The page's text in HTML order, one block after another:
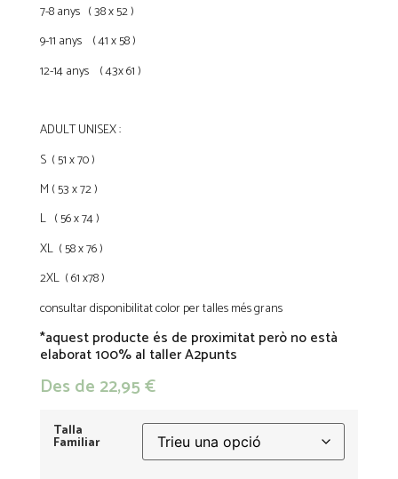
7-8 anys ( 38 x 52 )
9-11 anys ( 41 x 58 )
12-14 anys ( 43x 61 )
ADULT UNISEX :
S ( 51 x 70 )
M ( 53 x 72 )
L ( 56 x 74 )
XL ( 58 x 76 )
2XL ( 61 x78 )
consultar disponibilitat color per talles més grans
*aquest producte és de proximitat però no està
elaborat 100% al taller A2punts
Des de 22,95€
Talla
Familiar